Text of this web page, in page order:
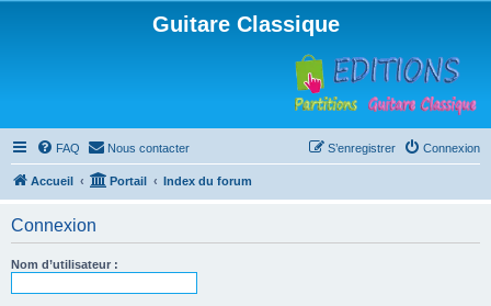
Guitare Classique
FAQ Nous contacter Connexion
S’enregistrer
Accueil Portail Index du forum
Connexion
Nom d’utilisateur :